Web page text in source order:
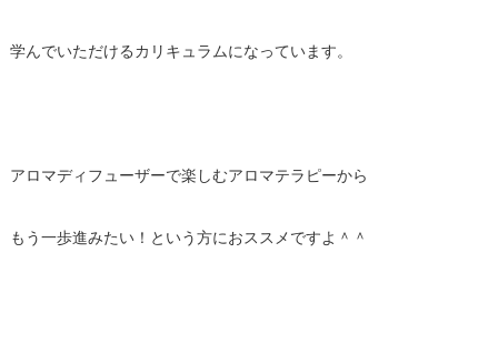
学んでいただけるカリキュラムになっています。
アロマディフューザーで楽しむアロマテラピーから
もう一歩進みたい！という方におススメですよ＾＾